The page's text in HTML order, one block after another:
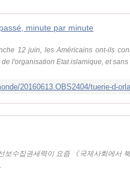
minute par minute
12 juin, les Américains ont-ils
l'organisation Etat islamique, et
보수집권세력이 요즘 《국제사회에서